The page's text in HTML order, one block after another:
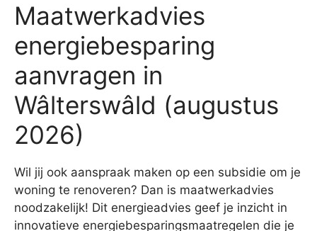
Maatwerkadvies
energiebesparing
aanvragen in
Wâlterswâld (augustus
2026)
Wil jij ook aanspraak maken op een subsidie om je
woning te renoveren? Dan is maatwerkadvies
noodzakelijk! Dit energieadvies geef je inzicht in
innovatieve energiebesparingsmaatregelen die je